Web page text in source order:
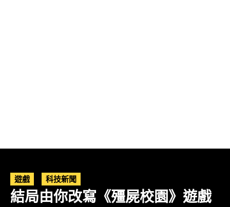
遊戲 科技新聞
結局由你改寫《殭屍校園》遊戲